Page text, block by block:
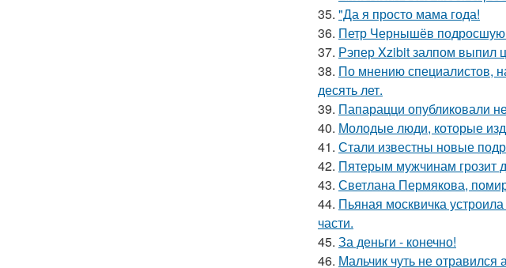
35. "Да я просто мама года!
36. Петр Чернышёв подросшую
37. Рэпер Xzibit залпом выпил
38. По мнению специалистов,
десять лет.
39. Папарацци опубликовали
40. Молодые люди, которые
41. Стали известны новые
42. Пятерым мужчинам грозит
43. Светлана Пермякова,
44. Пьяная москвичка
части.
45. За деньги - конечно!
46. Мальчик чуть не